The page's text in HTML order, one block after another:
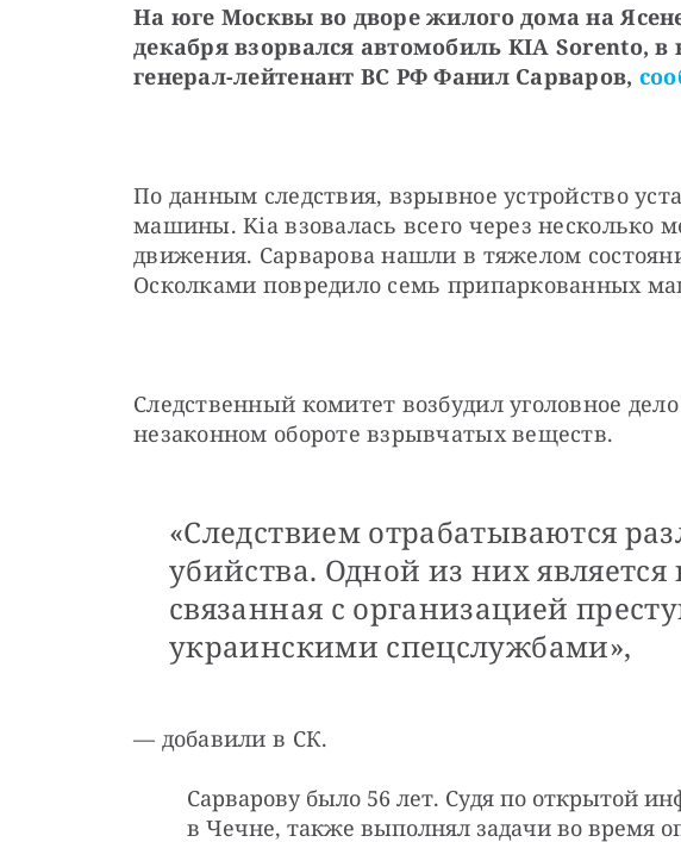
На юге Москвы во дворе жилого дома на
декабря взорвался автомобиль KIA Sorento,
генерал-лейтенант ВС РФ Фанил Сарваров,
По данным следствия, взрывное устройство
машины. Kia взовалась всего через несколько
движения. Сарварова нашли в тяжелом
Осколками повредило семь припаркованных
Cледственный комитет возбудил уголовное
незаконном обороте взрывчатых веществ.
«Следствием отрабатываются
убийства. Одной из них является
связанная с организацией
украинскими спецслужбами»,
— добавили в СК.
Сарварову было 56 лет. Судя по открытой
в Чечне, также выполнял задачи во время